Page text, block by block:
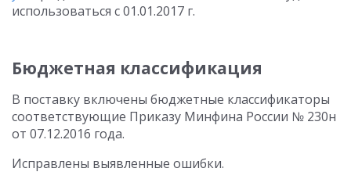
использоваться с 01.01.2017 г.
Бюджетная классификация
В поставку включены бюджетные классификаторы
соответствующие Приказу Минфина России № 230н
от 07.12.2016 года.
Исправлены выявленные ошибки.